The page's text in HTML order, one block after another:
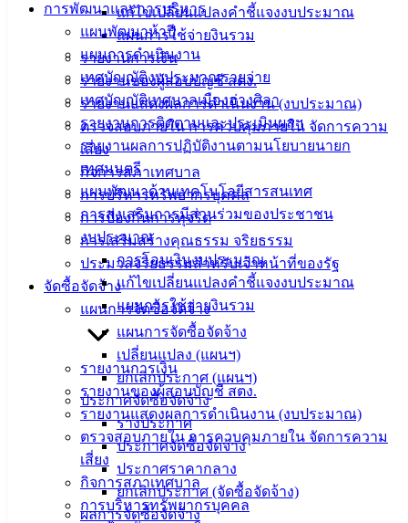
แก้ไขเปลี่ยนแปลงคำชี้แจงงบประมาณ
แผนการใช้จ่ายงินรวม
รายงานการเงิน
รายงานของผู้สอบบัญชี สตง.
รายงานแสดงผลการดำเนินงาน (งบประมาณ)
ตรวจสอบภายใน การควบคุมภายใน จัดการความ
เสี่ยง
กิจการสภาเทศบาล
การบริหารทรัพยากรบุคคล
การป้องกันการทุจริต
การเสริมสร้างคุณธรรม จริยธรรม
ประมวลจริยธรรมสำหรับเจ้าหน้าที่ของรัฐ
จัดซื้อจัดจ้าง
แผนการจัดซื้อจัดจ้าง
แผนการจัดซื้อจัดจ้าง
เปลี่ยนแปลง (แผนฯ)
ยกเลิกประกาศ (แผนฯ)
ประกาศจัดซื้อจัดจ้าง
ร่างประกาศ
ประกาศจัดซื้อจัดจ้าง
ประกาศราคากลาง
ยกเลิกประกาศ (จัดซื้อจัดจ้าง)
ผลการจัดซื้อจัดจ้าง
การพัฒนาและการบริหาร
แผนพัฒนาห้าปี
แผนการดำเนินงาน
เทศบัญญัติงบประมาณรายจ่าย
เทศบัญญัติเทศบาลเมืองอ่างศิลา
รายงานการติดตามและประเมินผลฯ
รายงานผลการปฏิบัติงานตามนโยบายนายก
เทศมนตรี
แผนพัฒนาด้านเทคโนโลยีสารสนเทศ
การส่งเสริมการมีส่วนร่วมของประชาชน
งบประมาณ
การโอนเงินงบประมาณ
แก้ไขเปลี่ยนแปลงคำชี้แจงงบประมาณ
แผนการใช้จ่ายงินรวม
รายงานการเงิน
รายงานของผู้สอบบัญชี สตง.
รายงานแสดงผลการดำเนินงาน (งบประมาณ)
ตรวจสอบภายใน การควบคุมภายใน จัดการความ
เสี่ยง
กิจการสภาเทศบาล
การบริหารทรัพยากรบุคคล
ความรู้
(Knowledge
Management)
เทศบาล
สายตรง
นายก
ประวัติ
เทศบาล
ผู้บริหาร
และ
หัวหน้า
เทศบาล
สงวนลิขสิทธิ์ © 2563 เทศบาลเมืองอ่างศิลา จังหวัดชลบุรี |
angsilacity.go.th | Powered by Buuscript